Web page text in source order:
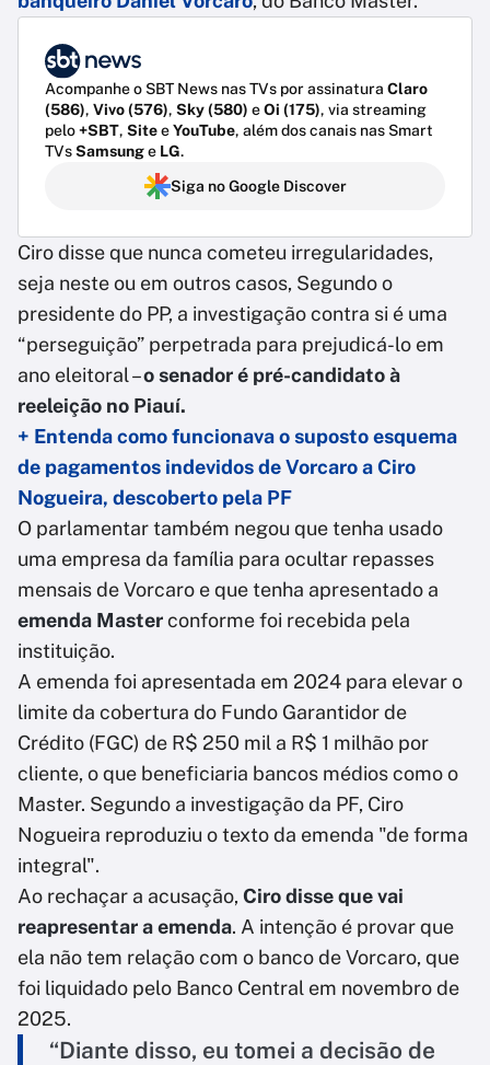
Acompanhe o SBT News nas TVs por assinatura Claro
(586), Vivo (576), Sky (580) eOi (175), via streaming
pelo+SBT, SiteeYouTube, além dos canais nas Smart
TVsSamsunge LG.
Siga no Google Discover
Ciro disse que nunca cometeu irregularidades,
seja neste ou em outros casos, Segundo o
presidente do PP, a investigação contra si é uma
“perseguição” perpetrada para prejudicá-lo em
ano eleitoral –o senador é pré-candidato à
reeleição no Piauí.
+ Entenda como funcionava o suposto esquema
de pagamentos indevidos de Vorcaro a Ciro
Nogueira, descoberto pela PF
O parlamentar também negou que tenha usado
uma empresa da família para ocultar repasses
mensais de Vorcaro e que tenha apresentado a
emenda Masterconforme foi recebida pela
instituição.
A emenda foi apresentada em 2024 para elevar o
limite da cobertura do Fundo Garantidor de
Crédito (FGC) de R$ 250 mil a R$ 1 milhão por
cliente, o que beneficiaria bancos médios como o
Master. Segundo a investigação da PF, Ciro
Nogueira reproduziu o texto da emenda "de forma
integral".
Ao rechaçar a acusação, Ciro disse que vai
reapresentar a emenda. A intenção é provar que
ela não tem relação com o banco de Vorcaro, que
foi liquidado pelo Banco Central em novembro de
2025.
“Diante disso, eu tomei a decisão de